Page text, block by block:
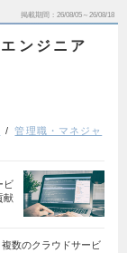
掲載期間 26/08/05～26/08/18
ンジニア
管理職・マネジャ
ビ
献
数のクラウドサービ